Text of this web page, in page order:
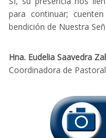
para continuar;
bendición de Nuestra
Hna. Eudelia Saavedra
Coordinadora de Pastoral